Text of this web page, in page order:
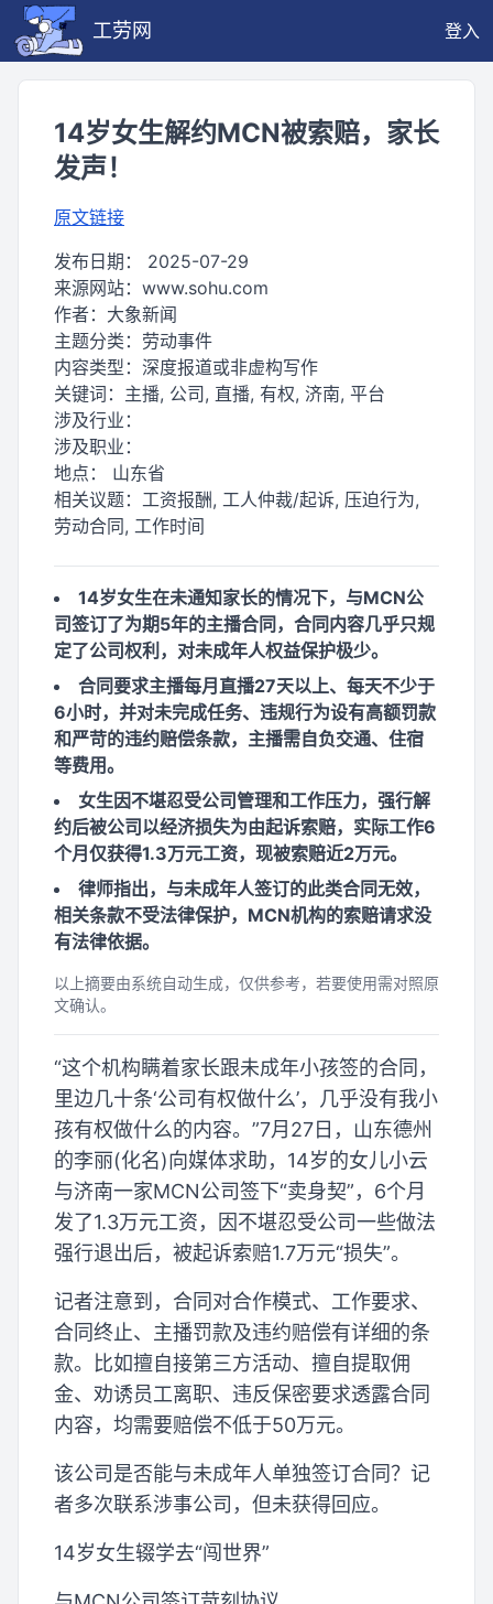
工劳网 登入
14岁女生解约MCN被索赔，家长
发声！
原文链接
发布日期： 2025-07-29
来源网站： www.sohu.com
作者： 大象新闻
主题分类： 劳动事件
内容类型： 深度报道或非虚构写作
关键词： 主播, 公司, 直播, 有权, 济南, 平台
涉及行业：
涉及职业：
地点： 山东省
相关议题： 工资报酬, 工人仲裁/起诉, 压迫行为,
劳动合同, 工作时间
14岁女生在未通知家长的情况下，与MCN公
司签订了为期5年的主播合同，合同内容几乎只规
定了公司权利，对未成年人权益保护极少。
合同要求主播每月直播27天以上、每天不少于
6小时，并对未完成任务、违规行为设有高额罚款
和严苛的违约赔偿条款，主播需自负交通、住宿
等费用。
女生因不堪忍受公司管理和工作压力，强行解
约后被公司以经济损失为由起诉索赔，实际工作6
个月仅获得1.3万元工资，现被索赔近2万元。
律师指出，与未成年人签订的此类合同无效，
相关条款不受法律保护，MCN机构的索赔请求没
有法律依据。
以上摘要由系统自动生成，仅供参考，若要使用需对照原
文确认。
“这个机构瞒着家长跟未成年小孩签的合同，
里边几十条‘公司有权做什么’，几乎没有我小
孩有权做什么的内容。”7月27日，山东德州
的李丽(化名)向媒体求助，14岁的女儿小云
与济南一家MCN公司签下“卖身契”，6个月
发了1.3万元工资，因不堪忍受公司一些做法
强行退出后，被起诉索赔1.7万元“损失”。
记者注意到，合同对合作模式、工作要求、
合同终止、主播罚款及违约赔偿有详细的条
款。比如擅自接第三方活动、擅自提取佣
金、劝诱员工离职、违反保密要求透露合同
内容，均需要赔偿不低于50万元。
该公司是否能与未成年人单独签订合同？记
者多次联系涉事公司，但未获得回应。
14岁女生辍学去“闯世界”